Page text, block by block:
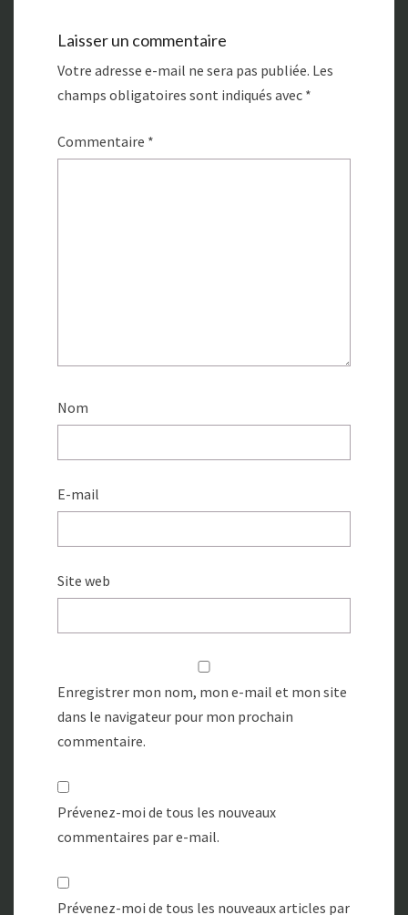
Laisser un commentaire
Votre adresse e-mail ne sera pas publiée. Les
champs obligatoires sont indiqués avec *
Commentaire *
Nom
E-mail
Site web
Enregistrer mon nom, mon e-mail et mon site
dans le navigateur pour mon prochain
commentaire.
Prévenez-moi de tous les nouveaux
commentaires par e-mail.
Prévenez-moi de tous les nouveaux articles par